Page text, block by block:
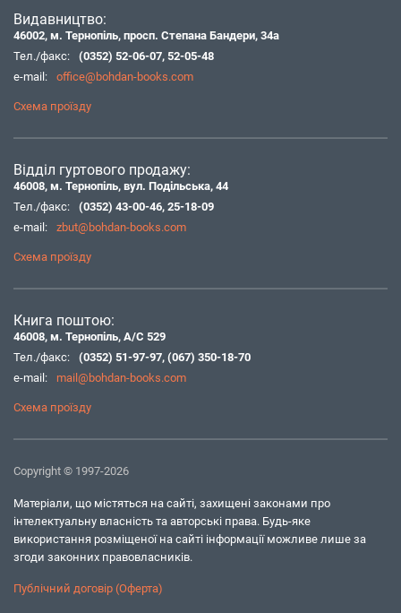
Видавництво:
46002, м. Тернопіль, просп. Степана Бандери, 34а
Тел./факс:
(0352) 52-06-07, 52-05-48
e-mail:
office@bohdan-books.com
Схема проїзду
Відділ гуртового продажу:
46008, м. Тернопіль, вул. Подільська, 44
Тел./факс:
(0352) 43-00-46, 25-18-09
e-mail:
zbut@bohdan-books.com
Схема проїзду
Книга поштою:
46008, м. Тернопіль, А/С 529
Тел./факс:
(0352) 51-97-97, (067) 350-18-70
e-mail:
mail@bohdan-books.com
Схема проїзду
Copyright © 1997-2026
Матеріали, що містяться на сайті, захищені законами про
інтелектуальну власність та авторські права. Будь-яке
використання розміщеної на сайті інформації можливе лише за
згоди законних правовласників.
Публічний договір (Оферта)